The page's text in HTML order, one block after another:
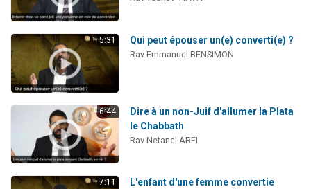
Il reste 49 places pour étudier en groupe sur Zoom
12 nouvelles musiques dans Torah-Box Music
5:31 Qui peut épouser un(e) converti(e) ?
Rav Emmanuel BENSIMON
6:44
Dire à un non-Juif d'allumer la Plata
le Chabbath
Rav Netanel ARFI
7:11
L'enfant d'une femme convertie